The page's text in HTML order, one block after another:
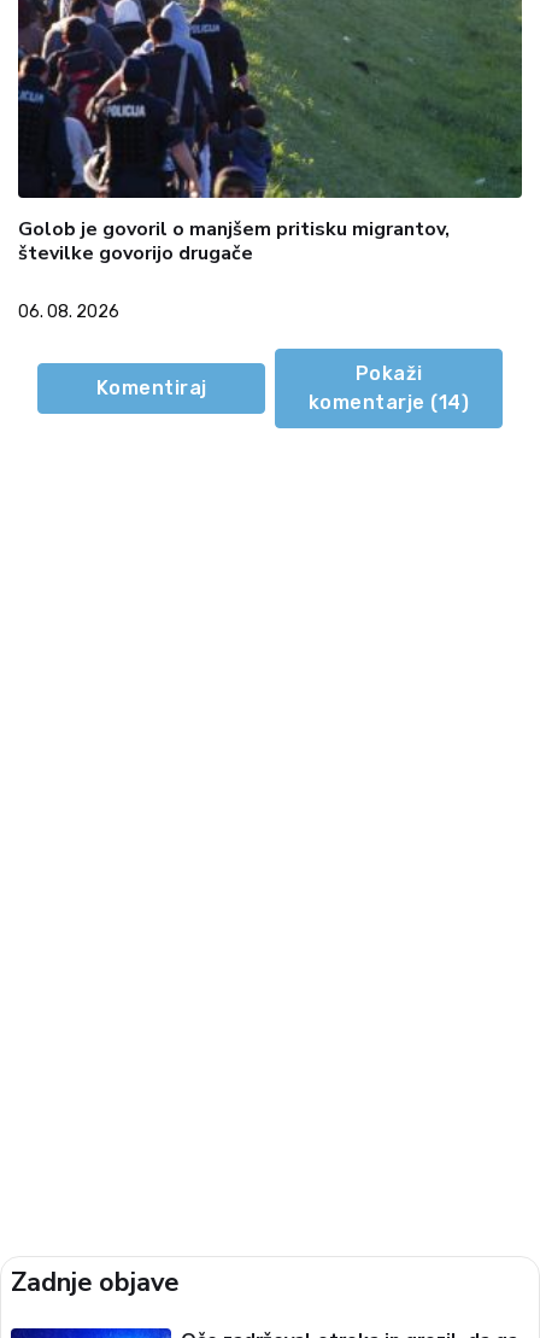
Golob je govoril o manjšem pritisku migrantov,
številke govorijo drugače
06. 08. 2026
Komentiraj
Pokaži
komentarje (14)
Zadnje objave